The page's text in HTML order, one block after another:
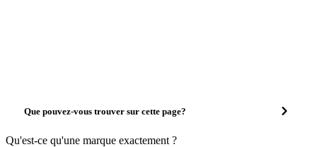
Que pouvez-vous trouver sur cette page?
Qu'est-ce qu'une marque exactement ?